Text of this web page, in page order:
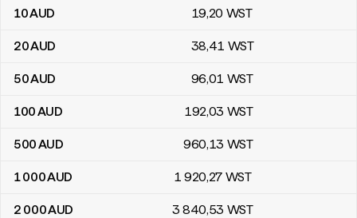
10AUD 19,20 WST
20AUD 38,41 WST
50AUD 96,01 WST
100AUD 192,03 WST
500AUD 960,13 WST
1 000AUD 1 920,27 WST
2 000AUD 3 840,53 WST